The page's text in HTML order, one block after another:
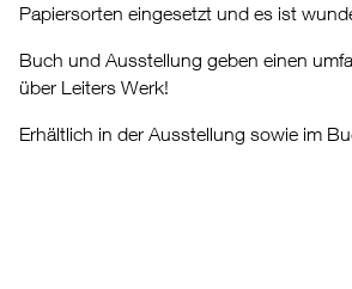
Papiersorten eingesetzt und es ist
Buch und Ausstellung geben einen
über Leiters Werk!
Erhältlich in der Ausstellung sowie im